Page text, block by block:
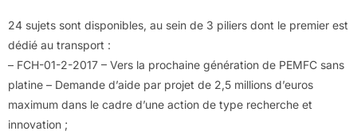
24 sujets sont disponibles, au sein de 3 piliers dont le premier est
dédié au transport :
– FCH-01-2-2017 – Vers la prochaine génération de PEMFC sans
platine – Demande d’aide par projet de 2,5 millions d’euros
maximum dans le cadre d’une action de type recherche et
innovation ;